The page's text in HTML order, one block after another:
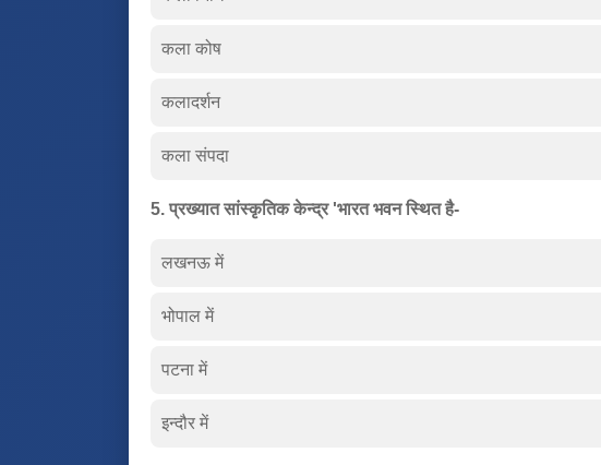
कला कोष
कलादर्शन
कला संपदा
5. प्रख्यात सांस्कृतिक केन्द्र 'भारत भवन स्थित है-
लखनऊ में
भोपाल में
पटना में
इन्दौर में